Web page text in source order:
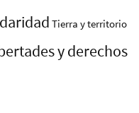
Tierra y territorio
y derechos